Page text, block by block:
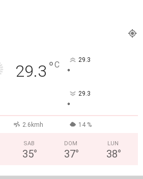
29.3 °C 29.3
°
29.3
°
2.6kmh 14 %
SAB
35°
DOM
37°
LUN
38°